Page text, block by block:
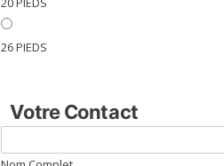
26 PIEDS
Votre Contact